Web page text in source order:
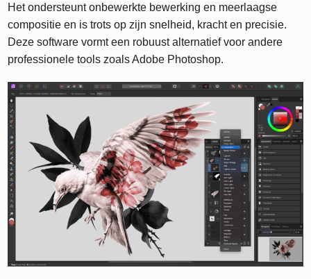
Het ondersteunt onbewerkte bewerking en meerlaagse
compositie en is trots op zijn snelheid, kracht en precisie.
Deze software vormt een robuust alternatief voor andere
professionele tools zoals Adobe Photoshop.